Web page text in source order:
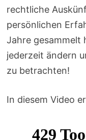
rechtliche
persönlichen
Jahre gesammelt
jederzeit ändern
zu betrachten!
In diesem Video